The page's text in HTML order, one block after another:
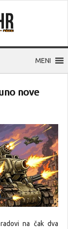
MENI
nove
na čak dva